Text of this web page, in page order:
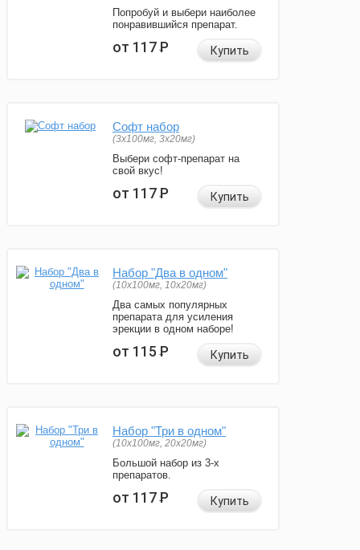
Попробуй и выбери наиболее
понравившийся препарат.
от 117Р Купить
Софт набор
(3x100мг, 3x20мг)
Выбери софт-препарат на
свой вкус!
от 117Р Купить
Набор "Два в одном"
(10x100мг, 10x20мг)
Два самых популярных
препарата для усиления
эрекции в одном наборе!
от 115Р Купить
Набор "Три в одном"
(10x100мг, 20x20мг)
Большой набор из 3-х
препаратов.
от 117Р Купить